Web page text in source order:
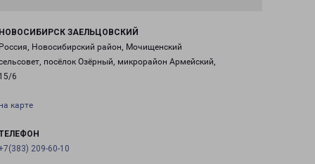
ЗАЕЛЬЦОВСКИЙ
Новосибирский район, Мочищенский
посёлок Озёрный, микрорайон Армейский,
6
карте
209-60-10